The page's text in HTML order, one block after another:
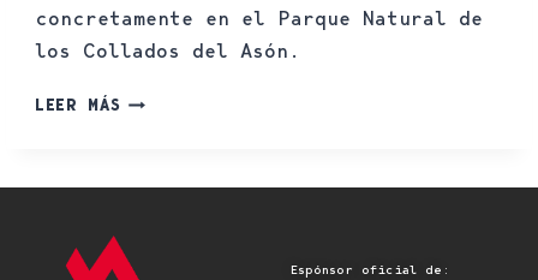
concretamente en el Parque Natural de
los Collados del Asón.
LEER MÁS
Espónsor oficial de: